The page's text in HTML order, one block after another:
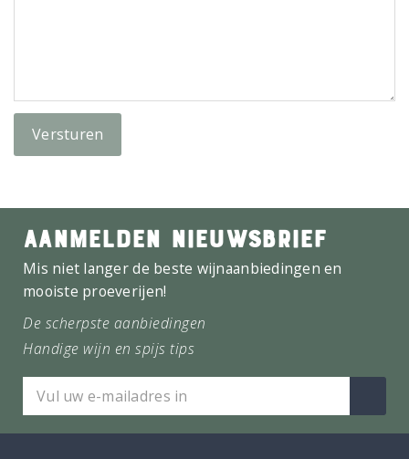
Versturen
AANMELDEN NIEUWSBRIEF
Mis niet langer de beste wijnaanbiedingen en
mooiste proeverijen!
De scherpste aanbiedingen
Handige wijn en spijs tips